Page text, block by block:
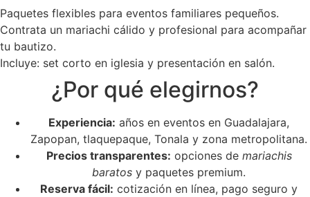
Paquetes flexibles para eventos familiares pequeños.
Contrata un mariachi cálido y profesional para acompañar
tu bautizo.
Incluye: set corto en iglesia y presentación en salón.
¿Por qué elegirnos?
Experiencia: años en eventos en Guadalajara,
Zapopan, tlaquepaque, Tonala y zona metropolitana.
Precios transparentes: opciones de mariachis
baratos y paquetes premium.
Reserva fácil: cotización en línea, pago seguro y